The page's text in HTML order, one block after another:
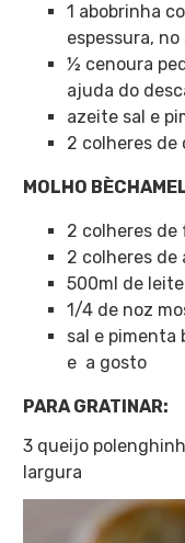
1 abobrinha
espessura,
½ cenoura
ajuda do
azeite sal e
2 colheres de
MOLHO
2 colheres
2 colheres de
500ml de leite
1/4 de noz
sal e pimenta
e a gosto
PARA GRATINAR:
3 queijo
largura